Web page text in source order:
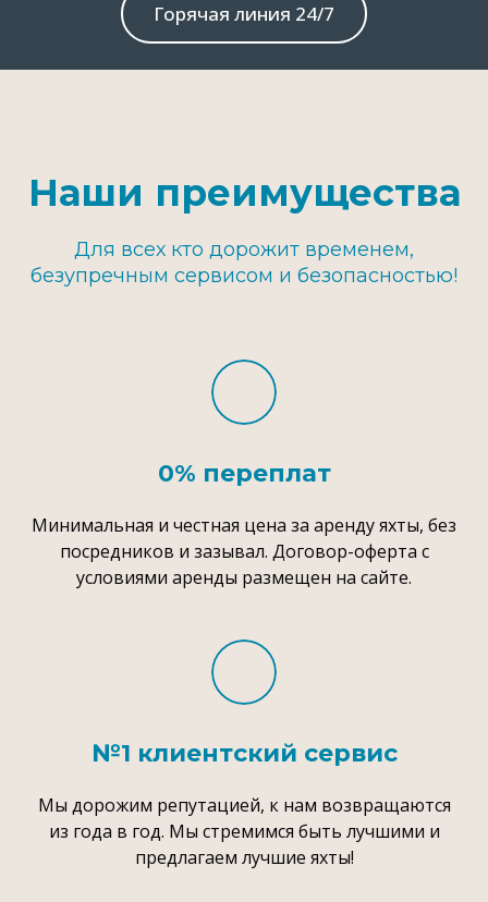
Горячая линия 24/7
Наши преимущества
Для всех кто дорожит временем,
безупречным сервисом и безопасностью!
0% переплат
Минимальная и честная цена за аренду яхты, без
посредников и зазывал. Договор-оферта с
условиями аренды размещен на сайте.
№1 клиентский сервис
Мы дорожим репутацией, к нам возвращаются
из года в год. Мы стремимся быть лучшими и
предлагаем лучшие яхты!